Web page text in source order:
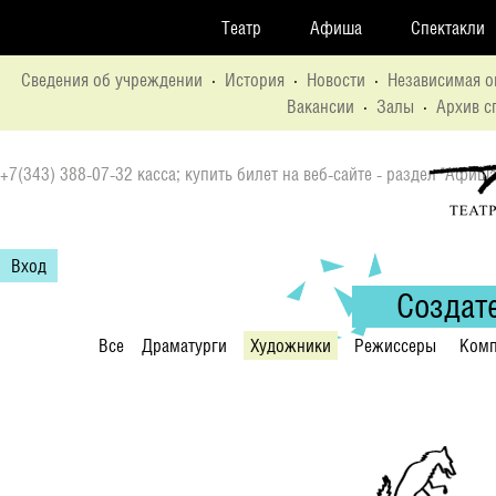
Все Драматурги Художники Режиссеры
Театр Афиша Спектакли
Сведения об учреждении · История · Новости · Независимая
Вакансии · Залы · Архив
+7(343) 388-07-32 касса; купить билет на веб-сайте - раздел
Вход